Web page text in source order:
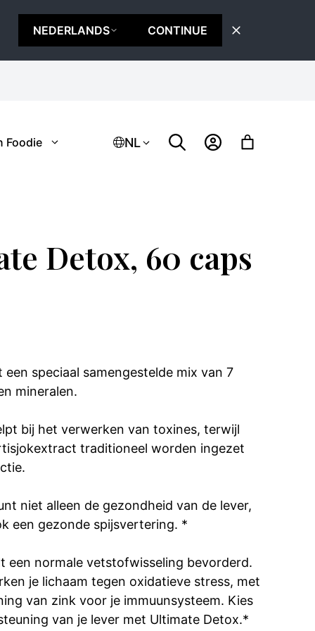
NEDERLANDS CONTINUE
Foodie NL
Detox, 60 caps
speciaal samengestelde mix van 7
mineralen.
bij het verwerken van toxines, terwijl
traditioneel worden ingezet
niet alleen de gezondheid van de lever,
een gezonde spijsvertering. *
een normale vetstofwisseling bevorderd.
je lichaam tegen oxidatieve stress, met
van zink voor je immuunsysteem. Kies
van je lever met Ultimate Detox.*